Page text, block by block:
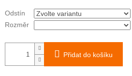
Odstín
Rozměr
Přidat do košíku